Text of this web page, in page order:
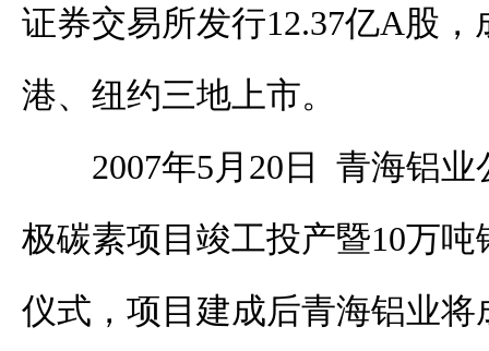
证券交易所发行12.37亿A股
港、纽约三地上市。
2007年5月20日 青海铝
极碳素项目竣工投产暨10万
仪式，项目建成后青海铝业